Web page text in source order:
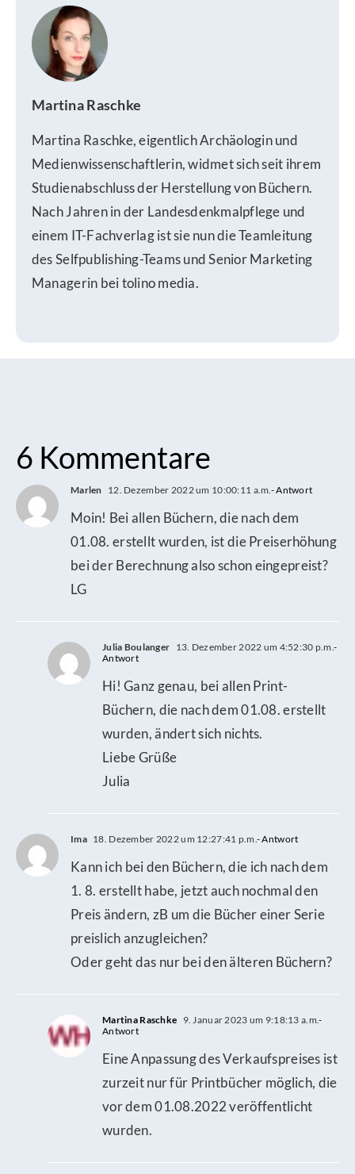
Martina Raschke
Martina Raschke, eigentlich Archäologin und
Medienwissenschaftlerin, widmet sich seit ihrem
Studienabschluss der Herstellung von Büchern.
Nach Jahren in der Landesdenkmalpflege und
einem IT-Fachverlag ist sie nun die Teamleitung
des Selfpublishing-Teams und Senior Marketing
Managerin bei tolino media.
6 Kommentare
Marlen 12. Dezember 2022 um 10:00:11 a.m. - Antwort
Moin! Bei allen Büchern, die nach dem
01.08. erstellt wurden, ist die Preiserhöhung
bei der Berechnung also schon eingepreist?
LG
Julia Boulanger 13. Dezember 2022 um 4:52:30 p.m. -
Antwort
Hi! Ganz genau, bei allen Print-
Büchern, die nach dem 01.08. erstellt
wurden, ändert sich nichts.
Liebe Grüße
Julia
Ima 18. Dezember 2022 um 12:27:41 p.m. - Antwort
Kann ich bei den Büchern, die ich nach dem
1. 8. erstellt habe, jetzt auch nochmal den
Preis ändern, zB um die Bücher einer Serie
preislich anzugleichen?
Oder geht das nur bei den älteren Büchern?
Martina Raschke 9. Januar 2023 um 9:18:13 a.m.-
Antwort
Eine Anpassung des Verkaufspreises ist
zurzeit nur für Printbücher möglich, die
vor dem 01.08.2022 veröffentlicht
wurden.